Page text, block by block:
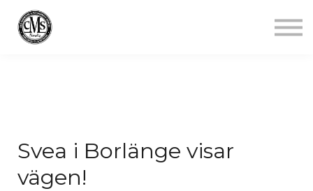
Svea i Borlänge visar
vägen!